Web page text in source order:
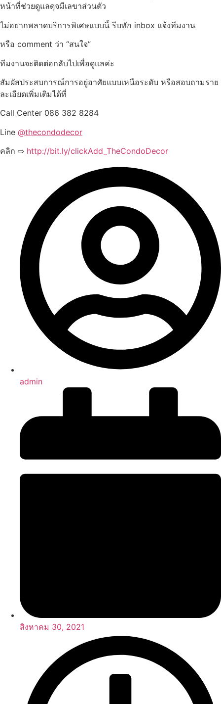
หน้าที่ช่วยดูแลดุจมีเลขาส่วนตัว
ไม่อยากพลาดบริการพิเศษแบบนี้ รีบทัก inbox แจ้งทีมงาน
หรือ comment ว่า “สนใจ”
ทีมงานจะติดต่อกลับไปเพื่อดูแลค่ะ
สัมผัสประสบการณ์การอยู่อาศัยแบบเหนือระดับ หรือสอบถามราย
ละเอียดเพิ่มเติมได้ที่
Call Center 086 382 8284
Line @thecondodecor
คลิก ⇨ http://bit.ly/clickAdd_TheCondoDecor
admin
สิงหาคม 30, 2021